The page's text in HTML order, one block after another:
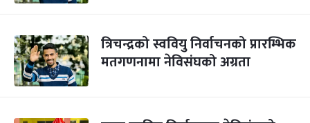
त्रिचन्द्रको स्ववियु निर्वाचनको प्रारम्भिक
मतगणनामा नेविसंघको अग्रता